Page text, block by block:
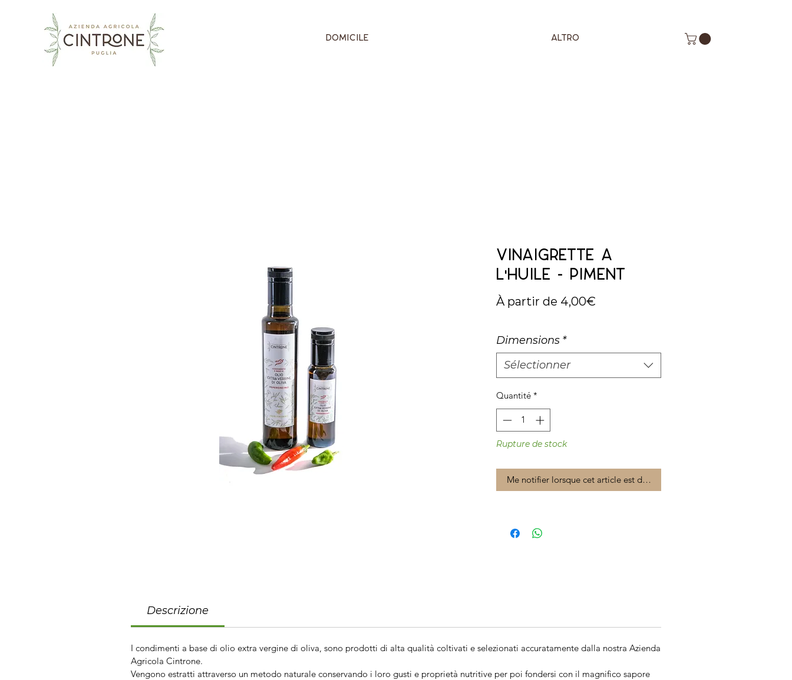
Domicile Altro
Vinaigrette à
l'huile - Piment
À partir de 4,00€
Dimensions *
Sélectionner
Quantité *
Rupture de stock
Me notifier lorsque cet article est disponible
Descrizione
I condimenti a base di olio extra vergine di oliva, sono prodotti di alta qualità coltivati e selezionati accuratamente dalla nostra Azienda
Agricola Cintrone.
Vengono estratti attraverso un metodo naturale conservando i loro gusti e proprietà nutritive per poi fondersi con il magnifico sapore